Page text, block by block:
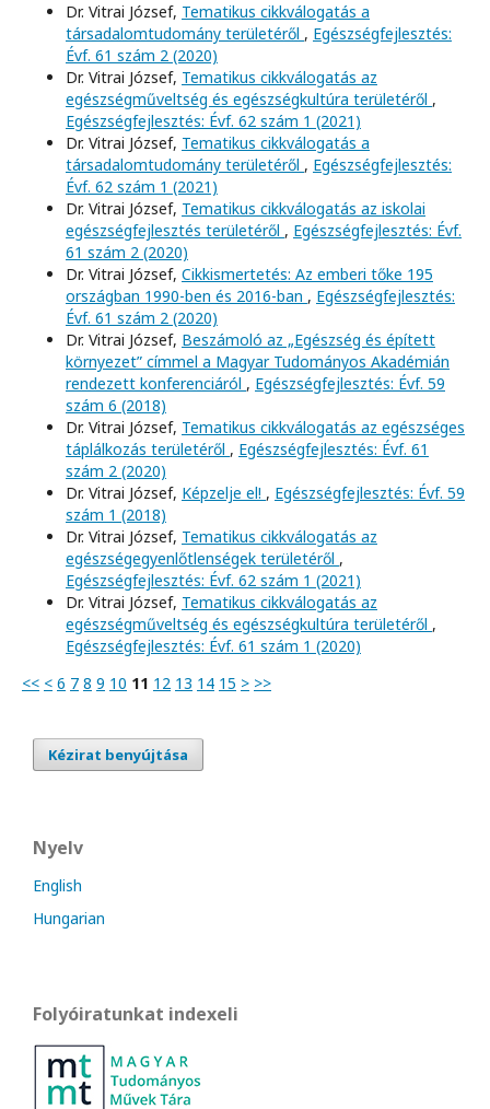
Dr. Vitrai József, Tematikus cikkválogatás a
társadalomtudomány területéről , Egészségfejlesztés:
Évf. 61 szám 2 (2020)
Dr. Vitrai József, Tematikus cikkválogatás az
egészségműveltség és egészségkultúra területéről ,
Egészségfejlesztés: Évf. 62 szám 1 (2021)
Dr. Vitrai József, Tematikus cikkválogatás a
társadalomtudomány területéről , Egészségfejlesztés:
Évf. 62 szám 1 (2021)
Dr. Vitrai József, Tematikus cikkválogatás az iskolai
egészségfejlesztés területéről , Egészségfejlesztés: Évf.
61 szám 2 (2020)
Dr. Vitrai József, Cikkismertetés: Az emberi tőke 195
országban 1990-ben és 2016-ban , Egészségfejlesztés:
Évf. 61 szám 2 (2020)
Dr. Vitrai József, Beszámoló az „Egészség és épített
környezet” címmel a Magyar Tudományos Akadémián
rendezett konferenciáról , Egészségfejlesztés: Évf. 59
szám 6 (2018)
Dr. Vitrai József, Tematikus cikkválogatás az egészséges
táplálkozás területéről , Egészségfejlesztés: Évf. 61
szám 2 (2020)
Dr. Vitrai József, Képzelje el! , Egészségfejlesztés: Évf. 59
szám 1 (2018)
Dr. Vitrai József, Tematikus cikkválogatás az
egészségegyenlőtlenségek területéről ,
Egészségfejlesztés: Évf. 62 szám 1 (2021)
Dr. Vitrai József, Tematikus cikkválogatás az
egészségműveltség és egészségkultúra területéről ,
Egészségfejlesztés: Évf. 61 szám 1 (2020)
<< < 6 7 8 9 10 11 12 13 14 15 > >>
Kézirat benyújtása
Nyelv
English
Hungarian
Folyóiratunkat indexeli